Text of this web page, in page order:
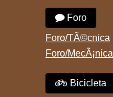
Foro
Foro/TÃ©cnica
Foro/MecÃ¡nica
Bicicleta